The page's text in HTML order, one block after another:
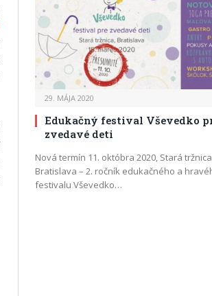
29. MÁJA 2020
Edukačný festival Vševedko
zvedavé deti
Nová termín 11. októbra 2020, Stará
Bratislava – 2. ročník edukačného a
festivalu Vševedko…